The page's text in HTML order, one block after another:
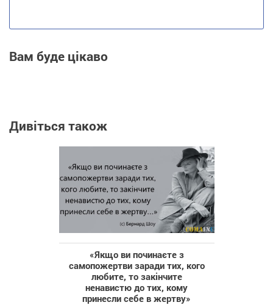
Вам буде цікаво
Дивіться також
«Якщо ви починаєте з
самопожертви заради тих, кого
любите, то закінчите
ненавистю до тих, кому
принесли себе в жертву»